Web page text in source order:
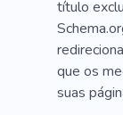
título
que os
suas